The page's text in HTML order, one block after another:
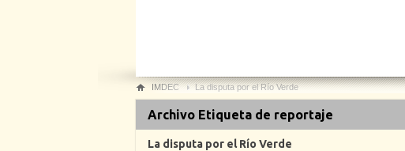
IMDEC La disputa por el Río Verde
Archivo Etiqueta de reportaje
La disputa por el Río Verde